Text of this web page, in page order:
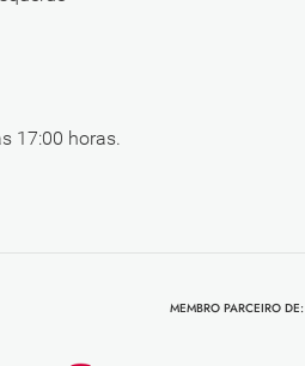
17:00 horas.
MEMBRO PARCEIRO DE: